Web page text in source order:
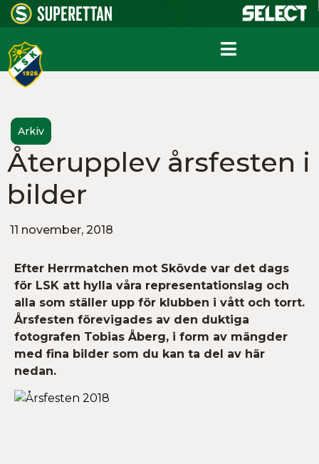
Arkiv
Återupplev årsfesten i
bilder
11 november, 2018
Efter Herrmatchen mot Skövde var det dags
för LSK att hylla våra representationslag och
alla som ställer upp för klubben i vått och torrt.
Årsfesten förevigades av den duktiga
fotografen Tobias Åberg, i form av mängder
med fina bilder som du kan ta del av här
nedan.